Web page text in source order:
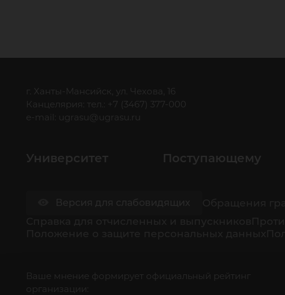
г. Ханты-Мансийск, ул. Чехова, 16
Канцелярия: тел.: +7 (3467) 377-000
e-mail:
ugrasu@ugrasu.ru
Университет Поступающему
Ваше мнение формирует официальный рейтинг
организации: